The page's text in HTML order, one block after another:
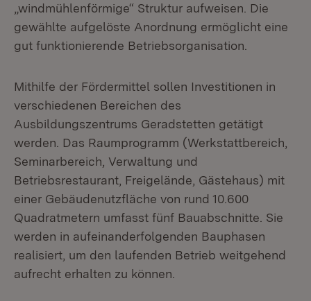
„windmühlenförmige“ Struktur aufweisen. Die
gewählte aufgelöste Anordnung ermöglicht eine
gut funktionierende Betriebsorganisation.
Mithilfe der Fördermittel sollen Investitionen in
verschiedenen Bereichen des
Ausbildungszentrums Geradstetten getätigt
werden. Das Raumprogramm (Werkstattbereich,
Seminarbereich, Verwaltung und
Betriebsrestaurant, Freigelände, Gästehaus) mit
einer Gebäudenutzfläche von rund 10.600
Quadratmetern umfasst fünf Bauabschnitte. Sie
werden in aufeinanderfolgenden Bauphasen
realisiert, um den laufenden Betrieb weitgehend
aufrecht erhalten zu können.